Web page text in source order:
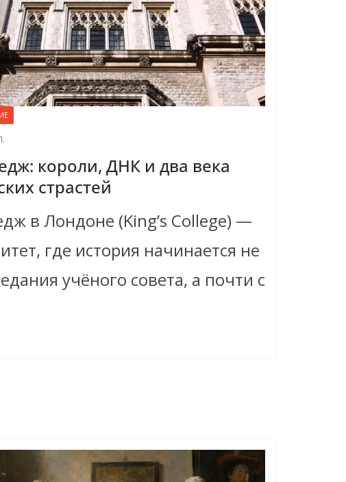
короли, ДНК и два века
страстей
в Лондоне (King’s College) —
где история начинается не
учёного совета, а почти с